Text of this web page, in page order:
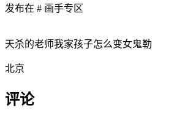
发布在 # 画手专区
天杀的老师我家孩子怎么变女鬼勒
北京
评论